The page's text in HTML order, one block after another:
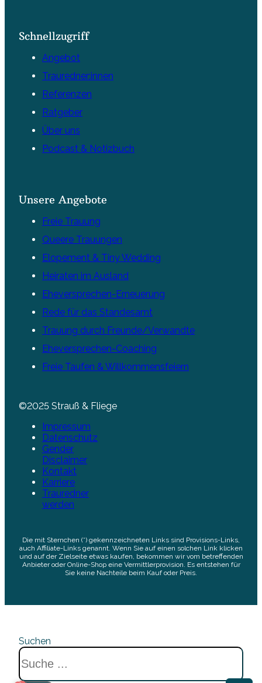
Schnellzugriff
Angebot
Trauredner:innen
Referenzen
Ratgeber
Über uns
Podcast & Notizbuch
Unsere Angebote
Freie Trauung
Queere Trauungen
Elopement & Tiny Wedding
Heiraten im Ausland
Eheversprechen-Erneuerung
Rede für das Standesamt
Trauung durch Freunde/Verwandte
Eheversprechen-Coaching
Freie Taufen & Willkommensfeiern
©2025 Strauß & Fliege
Impressum
Datenschutz
Gender
Disclaimer
Kontakt
Karriere
Trauredner
werden
Die mit Sternchen (*) gekennzeichneten Links sind Provisions-Links,
auch Affiliate-Links genannt. Wenn Sie auf einen solchen Link klicken
und auf der Zielseite etwas kaufen, bekommen wir vom betreffenden
Anbieter oder Online-Shop eine Vermittlerprovision. Es entstehen für
Sie keine Nachteile beim Kauf oder Preis.
Suchen